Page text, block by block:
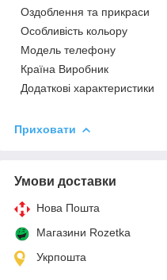
Оздоблення та прикраси
Особливість кольору
Модель телефону
Країна Виробник
Додаткові характеристики
Приховати
Умови доставки
Нова Пошта
Магазини Rozetka
Укрпошта